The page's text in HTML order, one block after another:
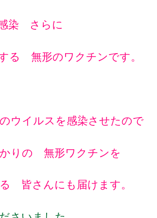
染 さらに
る 無形のワクチンです。
ウイルスを感染させたので
りの 無形ワクチンを
皆さんにも届けます。